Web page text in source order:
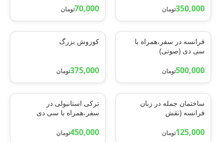
350,000تومان 70,000تومان
فرانسه در سفر،همراه با
سی دی (صوتی)
500,000تومان
کوروش بزرگ
375,000تومان
ساختمان جمله در زبان
فرانسه (نقش
125,000تومان
ترکی استانبولی در
سفر،همراه با سی دی
450,000تومان